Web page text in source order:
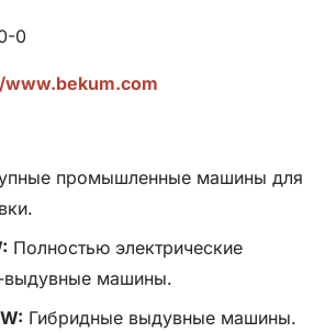
0
промышленные машины для
Полностью электрические
выдувные машины.
Гибридные выдувные машины.